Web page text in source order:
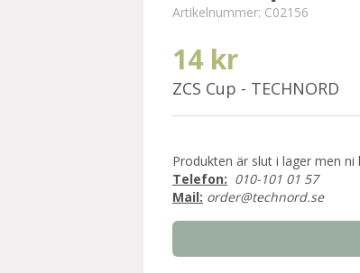
Artikelnummer: C02156
14 kr
ZCS Cup - TECHNORD
Produkten är slut i lager men
Telefon: 010-101 01 57
Mail: order@technord.se